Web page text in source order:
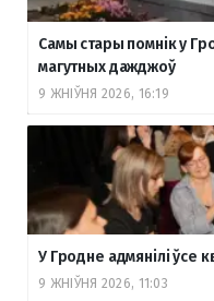
Самы стары помнік у
магутных дажджоў
9 ЖНІЎНЯ 2026, 16:19
У Гродне адмянілі ўсе
9 ЖНІЎНЯ 2026, 11:03